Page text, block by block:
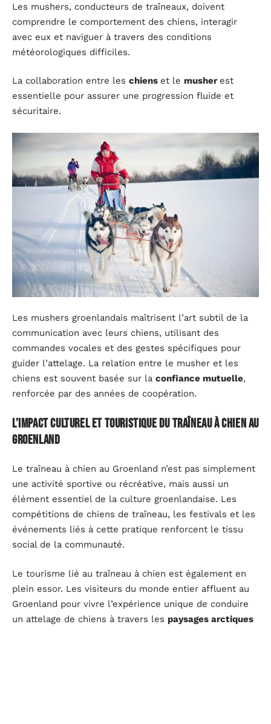
Les mushers, conducteurs de traîneaux, doivent
comprendre le comportement des chiens, interagir
avec eux et naviguer à travers des conditions
météorologiques difficiles.
La collaboration entre les chiens et le musher est
essentielle pour assurer une progression fluide et
sécuritaire.
Les mushers groenlandais maîtrisent l’art subtil de la
communication avec leurs chiens, utilisant des
commandes vocales et des gestes spécifiques pour
guider l’attelage. La relation entre le musher et les
chiens est souvent basée sur la confiance mutuelle,
renforcée par des années de coopération.
L’impact culturel et touristique du traîneau à chien au
Groenland
Le traîneau à chien au Groenland n’est pas simplement
une activité sportive ou récréative, mais aussi un
élément essentiel de la culture groenlandaise. Les
compétitions de chiens de traîneau, les festivals et les
événements liés à cette pratique renforcent le tissu
social de la communauté.
Le tourisme lié au traîneau à chien est également en
plein essor. Les visiteurs du monde entier affluent au
Groenland pour vivre l’expérience unique de conduire
un attelage de chiens à travers les paysages arctiques